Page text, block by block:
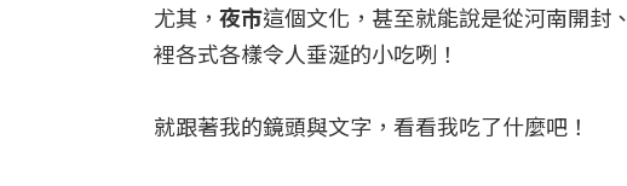
尤其， 夜市這個文化，甚至就能說是從河南開封
裡各式各樣令人垂涎的小吃咧！
就跟著我的鏡頭與文字，看看我吃了什麼吧！